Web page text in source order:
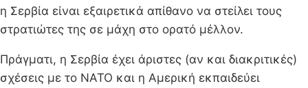
η Σερβία είναι εξαιρετικά απίθανο να στείλει τους
στρατιώτες της σε μάχη στο ορατό μέλλον.
Πράγματι, η Σερβία έχει άριστες (αν και διακριτικές)
σχέσεις με το ΝΑΤΟ και η Αμερική εκπαιδεύει